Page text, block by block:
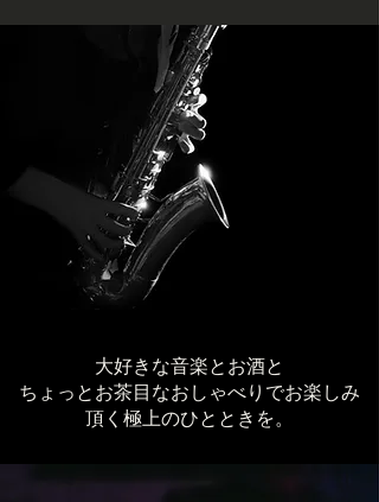
大好きな音楽とお酒と
ちょっとお茶目なおしゃべりでお楽しみ
頂く極上のひとときを。